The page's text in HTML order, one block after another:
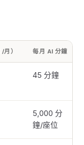
月） 每月 AI 分鐘
45 分鐘
5,000 分
鐘/座位